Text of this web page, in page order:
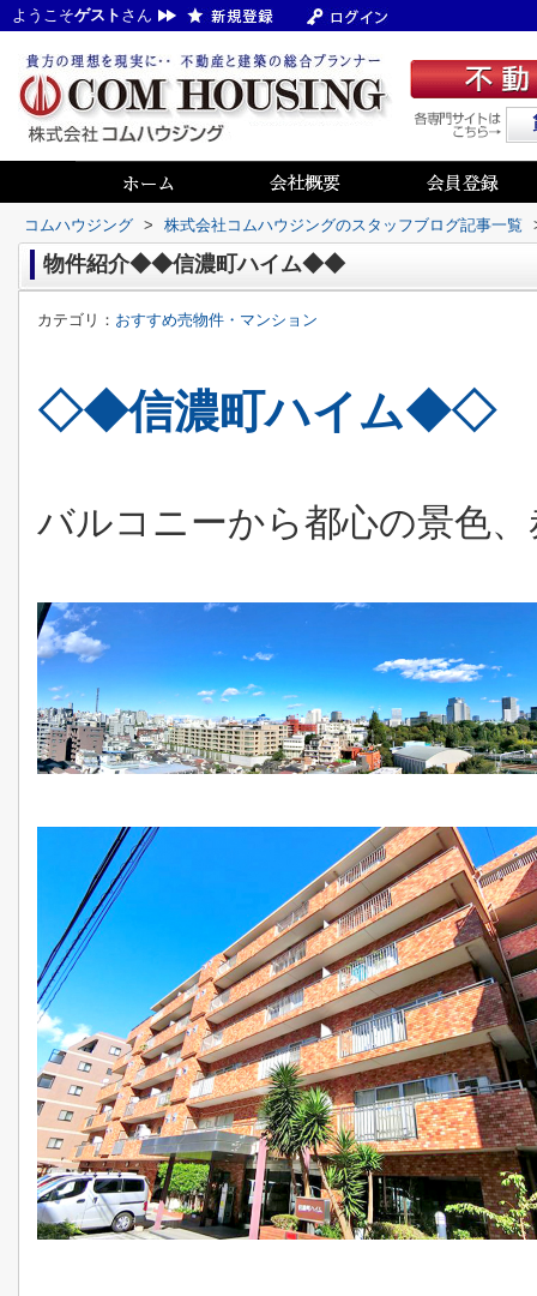
ようこそゲスト さん
コムハウジング > 株式会社コムハウジングのスタッフブログ記事一覧
物件紹介◆◆信濃町ハイム◆◆
カテゴリ： おすすめ売物件・マンション
◇◆信濃町ハイム◆◇
バルコニーから都心の景色